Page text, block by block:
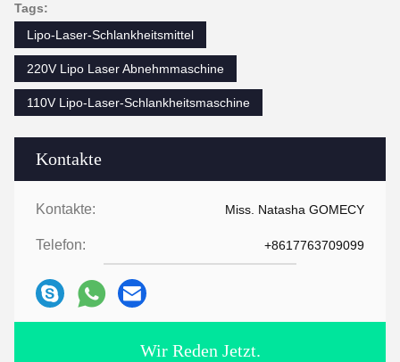
Kontakte
Kontakte: Miss. Natasha GOMECY
Telefon: +8617763709099
Wir Reden Jetzt.
Tags:
Lipo-Laser-Schlankheitsmittel
220V Lipo Laser Abnehmmaschine
110V Lipo-Laser-Schlankheitsmaschine